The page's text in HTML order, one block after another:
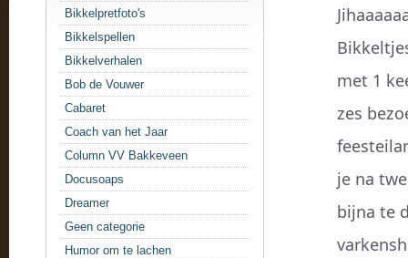
Bikkelpretfoto's
Bikkelspellen
Bikkelverhalen
Bob de Vouwer
Cabaret
Coach van het Jaar
Column VV Bakkeveen
Docusoaps
Dreamer
Geen categorie
Humor om te lachen
met 1
zes
je na
bijna te